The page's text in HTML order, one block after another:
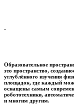
.
Образовательное
это пространство,
углублённого изучения
площадок, где каждый
оснащены самым
робототехники,
и многим другим.